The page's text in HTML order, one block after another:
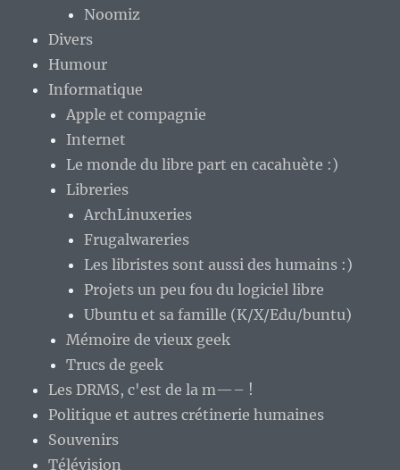
Noomiz
Divers
Humour
Informatique
Apple et compagnie
Internet
Le monde du libre part en cacahuète :)
Libreries
ArchLinuxeries
Frugalwareries
Les libristes sont aussi des humains :)
Projets un peu fou du logiciel libre
Ubuntu et sa famille (K/X/Edu/buntu)
Mémoire de vieux geek
Trucs de geek
Les DRMS, c'est de la m—– !
Politique et autres crétinerie humaines
Souvenirs
Télévision